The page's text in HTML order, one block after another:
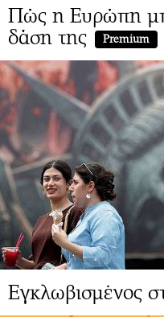
Πώς η Ευρώπη
δάση της
Premium
Εγκλωβισμένος